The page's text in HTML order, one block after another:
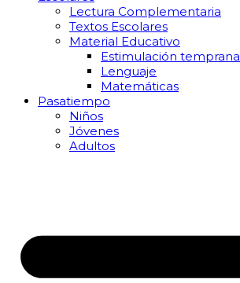
Lectura Complementaria
Textos Escolares
Material Educativo
Estimulación temprana
Lenguaje
Matemáticas
Pasatiempo
Niños
Jóvenes
Adultos